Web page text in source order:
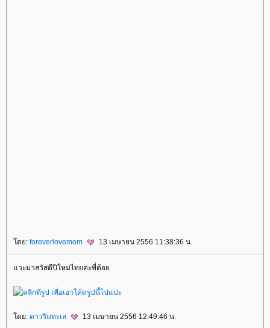
ดย: foreverlovemom 13 เมษายน 2556 11:38:36 น.
วะมาสวัสดีปีใหม่ไทยค่ะพี่ต้อ
ดย: ดาวริมทะเล 13 เมษายน 2556 12:49:46 น.